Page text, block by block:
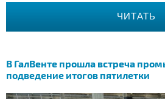
ЧИТАТЬ
В ГалВенте прошла встреча
подведение итогов пятилетки